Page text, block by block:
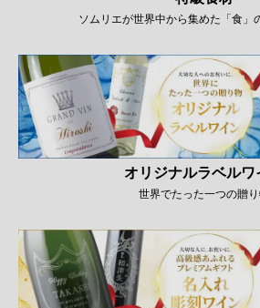
ソムリエが世界中から集めた「食」
オリジナルラベルワ
世界でたった一つの贈